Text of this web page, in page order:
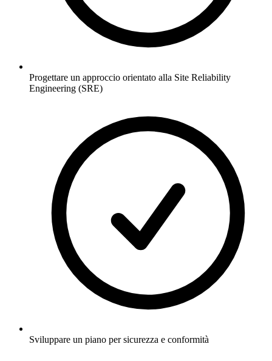
Progettare un approccio orientato alla Site Reliability
Engineering (SRE)
Sviluppare un piano per sicurezza e conformità